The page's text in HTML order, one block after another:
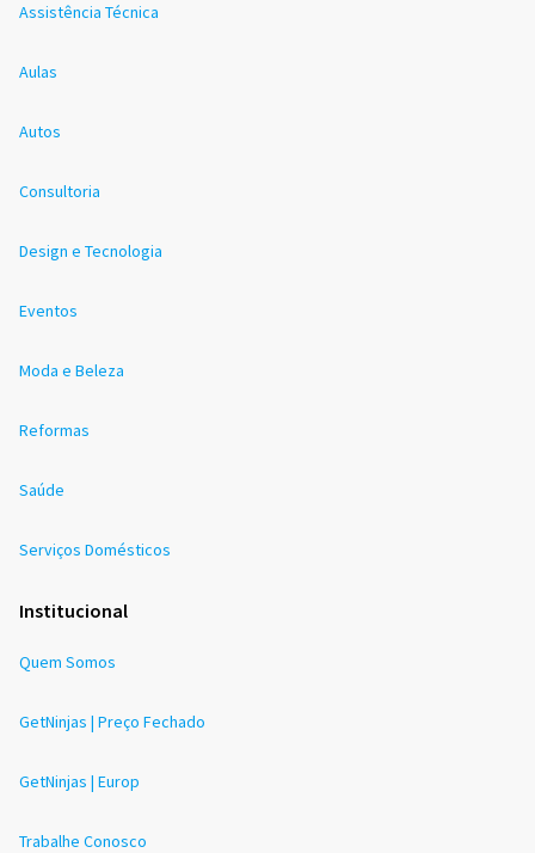
Assistência Técnica
Aulas
Autos
Consultoria
Design e Tecnologia
Eventos
Moda e Beleza
Reformas
Saúde
Serviços Domésticos
Institucional
Quem Somos
GetNinjas | Preço Fechado
GetNinjas | Europ
Trabalhe Conosco